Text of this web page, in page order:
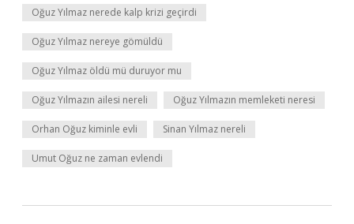
Oğuz Yılmaz nerede kalp krizi geçirdi
Oğuz Yılmaz nereye gömüldü
Oğuz Yılmaz öldü mü duruyor mu
Oğuz Yılmazın ailesi nereli Oğuz Yılmazın memleketi neresi
Orhan Oğuz kiminle evli Sinan Yılmaz nereli
Umut Oğuz ne zaman evlendi